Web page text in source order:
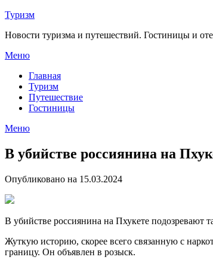
Перейти
содержимому
Туризм
Новости туризма и путешествий. Гостиницы и
Меню
Главная
Туризм
Путешествие
Гостиницы
Меню
В убийстве россиянина на
Опубликовано на 15.03.2024
В убийстве россиянина на Пхукете подозревают
Жуткую историю, скорее всего связанную с
границу. Он объявлен в розыск.